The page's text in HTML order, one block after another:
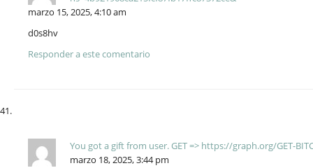
marzo 15, 2025, 4:10 am
d0s8hv
Responder a este comentario
You got a gift from user. GET => https://graph.org/GET-
marzo 18, 2025, 3:44 pm